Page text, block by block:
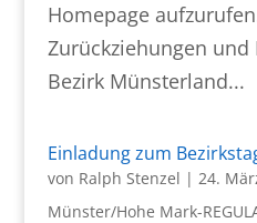
Homepage
Zurückziehungen und
Bezirk Münsterland...
Einladung zum
von Ralph Stenzel | 24.
Münster/Hohe Mark-